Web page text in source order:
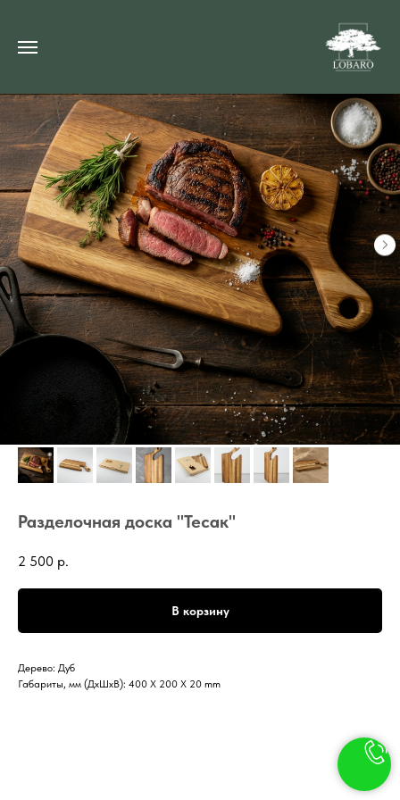
Разделочная доска "Тесак"
2 500 р.
В корзину
Дерево: Дуб
Габариты, мм (ДxШxВ): 400 X 200 X 20 mm